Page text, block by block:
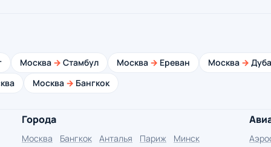
Москва → Стамбул Москва → Ереван Москва →
Москва → Бангкок
Города
Москва Бангкок Анталья Париж
Минск